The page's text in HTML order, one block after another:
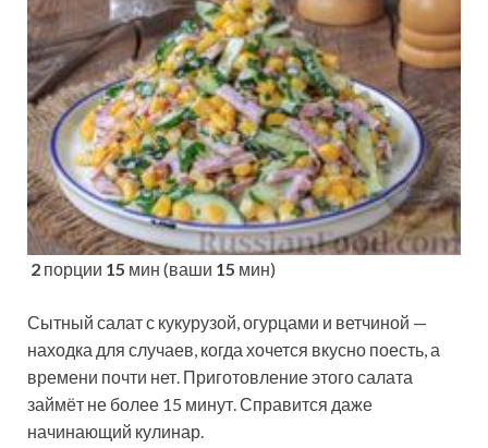
2 порции 15 мин (ваши 15 мин)
Сытный салат с кукурузой, огурцами и ветчиной —
находка для случаев, когда хочется вкусно поесть, а
времени почти нет. Приготовление этого салата
займёт не более 15 минут. Справится даже
начинающий кулинар.